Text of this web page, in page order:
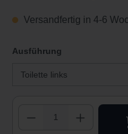
Versandfertig in 4-6
Ausführung
Produkt Anzahl: